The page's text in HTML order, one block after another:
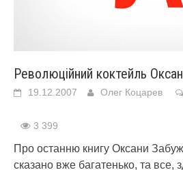
Революційний коктейль
19.12.2007 Олег Коцарев
3 399
Про останню книгу Оксани
сказано вже багатенько, та все,